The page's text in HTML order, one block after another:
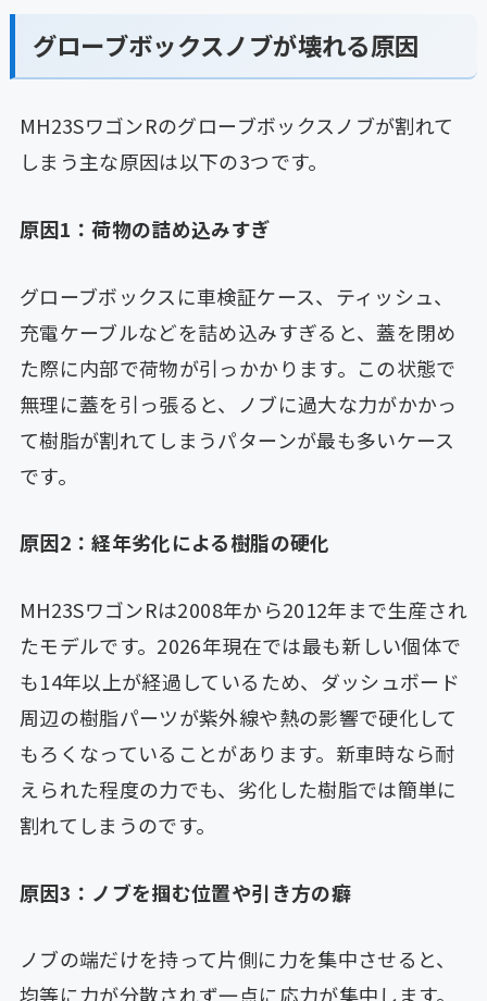
グローブボックスノブが壊れる原因
MH23SワゴンRのグローブボックスノブが割れて
しまう主な原因は以下の3つです。
原因1：荷物の詰め込みすぎ
グローブボックスに車検証ケース、ティッシュ、
充電ケーブルなどを詰め込みすぎると、蓋を閉め
た際に内部で荷物が引っかかります。この状態で
無理に蓋を引っ張ると、ノブに過大な力がかかっ
て樹脂が割れてしまうパターンが最も多いケース
です。
原因2：経年劣化による樹脂の硬化
MH23SワゴンRは2008年から2012年まで生産され
たモデルです。2026年現在では最も新しい個体で
も14年以上が経過しているため、ダッシュボード
周辺の樹脂パーツが紫外線や熱の影響で硬化して
もろくなっていることがあります。新車時なら耐
えられた程度の力でも、劣化した樹脂では簡単に
割れてしまうのです。
原因3：ノブを掴む位置や引き方の癖
ノブの端だけを持って片側に力を集中させると、
均等に力が分散されず一点に応力が集中します。